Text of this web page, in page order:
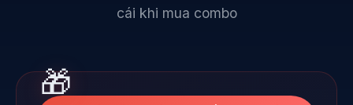
cái khi mua combo